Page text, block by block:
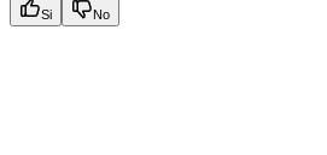
Si No